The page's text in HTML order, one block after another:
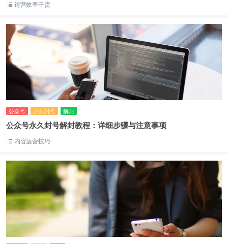
运营效率干货
公众号 永久封号 解封
公众号永久封号解封教程：详细步骤与注意事项
内容运营技巧